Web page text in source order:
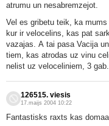
atrumu un nesabremzejot.
Vel es gribetu teik, ka
kur ir velocelins, kas pat
vazajas. A tai pasa Vacija
tiem, kas atrodas uz vinu
nelist uz veloceliniem, 3
126515. viesis
17.maijs 2004 10:22
Fantastisks raxts kas